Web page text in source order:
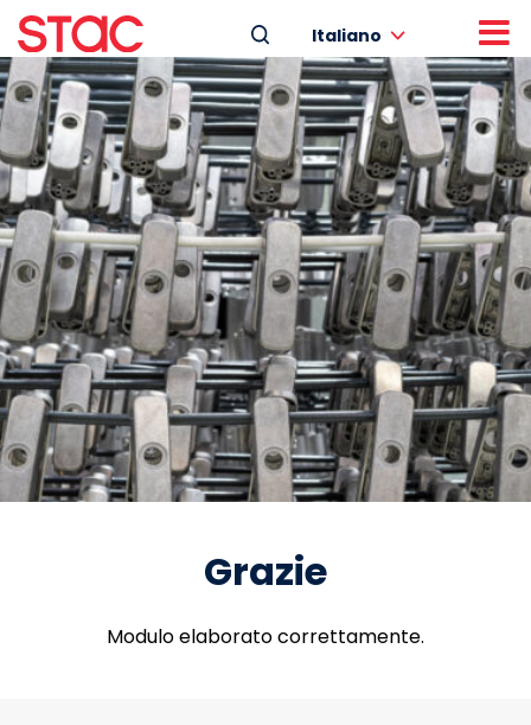
Italiano
Grazie
Modulo elaborato correttamente.